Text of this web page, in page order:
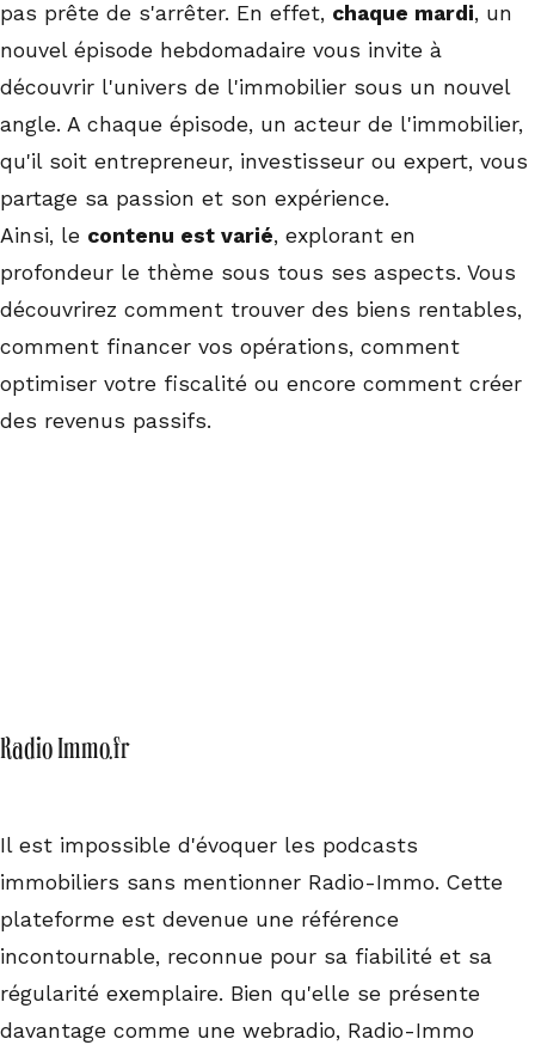
pas prête de s'arrêter. En effet, chaque mardi, un
nouvel épisode hebdomadaire vous invite à
découvrir l'univers de l'immobilier sous un nouvel
angle. A chaque épisode, un acteur de l'immobilier,
qu'il soit entrepreneur, investisseur ou expert, vous
partage sa passion et son expérience.
Ainsi, le contenu est varié, explorant en
profondeur le thème sous tous ses aspects. Vous
découvrirez comment trouver des biens rentables,
comment financer vos opérations, comment
optimiser votre fiscalité ou encore comment créer
des revenus passifs.
Radio Immo.fr
Il est impossible d'évoquer les podcasts
immobiliers sans mentionner Radio-Immo. Cette
plateforme est devenue une référence
incontournable, reconnue pour sa fiabilité et sa
régularité exemplaire. Bien qu'elle se présente
davantage comme une webradio, Radio-Immo